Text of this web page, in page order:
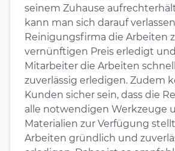
seinem Zuhause
kann man sich darauf
Reinigungsfirma die Arbeiten
vernünftigen Preis erledigt
Mitarbeiter die Arbeiten
zuverlässig erledigen. Zudem
Kunden sicher sein, dass die
alle notwendigen Werkzeuge
Materialien zur Verfügung
Arbeiten gründlich und